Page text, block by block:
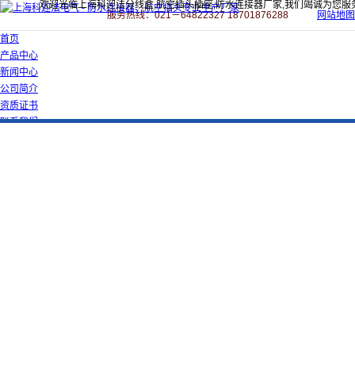
欢迎光临上海科迎法分线盒,航空插头插座,防水连接器厂家,我们竭诚为您服
服务热线：021－64822327 18701876288
网站地图
首页
产品中心
新闻中心
公司简介
资质证书
联系我们